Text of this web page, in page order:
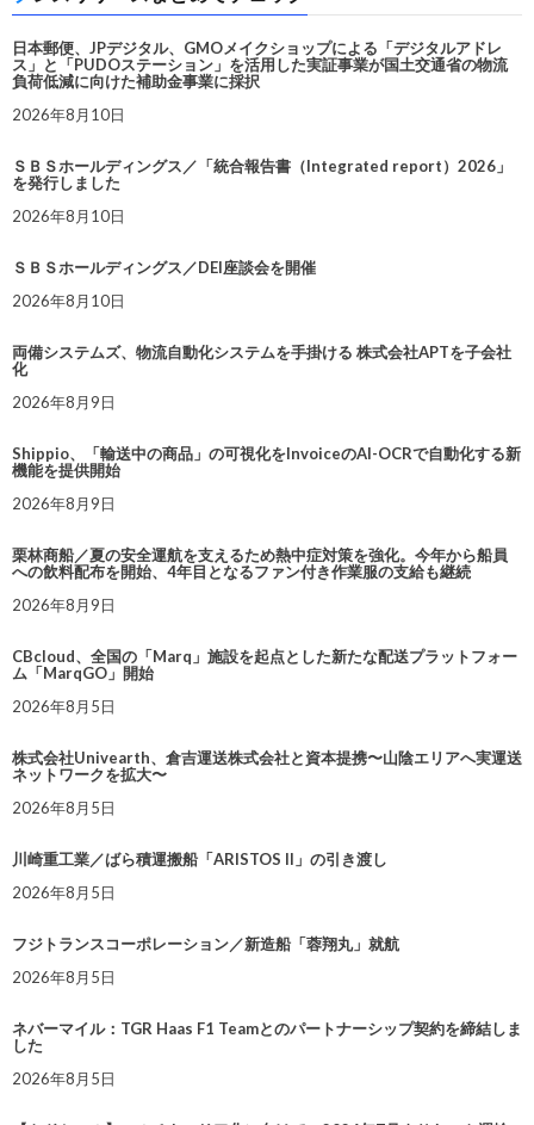
日本郵便、JPデジタル、GMOメイクショップによる「デジタルアドレ
ス」と「PUDOステーション」を活用した実証事業が国土交通省の物流
負荷低減に向けた補助金事業に採択
2026年8月10日
ＳＢＳホールディングス／「統合報告書（Integrated report）2026」
を発行しました
2026年8月10日
ＳＢＳホールディングス／DEI座談会を開催
2026年8月10日
両備システムズ、物流自動化システムを手掛ける 株式会社APTを子会社
化
2026年8月9日
Shippio、「輸送中の商品」の可視化をInvoiceのAI-OCRで自動化する新
機能を提供開始
2026年8月9日
栗林商船／夏の安全運航を支えるため熱中症対策を強化。今年から船員
への飲料配布を開始、4年目となるファン付き作業服の支給も継続
2026年8月9日
CBcloud、全国の「Marq」施設を起点とした新たな配送プラットフォー
ム「MarqGO」開始
2026年8月5日
株式会社Univearth、倉吉運送株式会社と資本提携〜山陰エリアへ実運送
ネットワークを拡大〜
2026年8月5日
川崎重工業／ばら積運搬船「ARISTOS II」の引き渡し
2026年8月5日
フジトランスコーポレーション／新造船「蓉翔丸」就航
2026年8月5日
ネバーマイル：TGR Haas F1 Teamとのパートナーシップ契約を締結しま
した
2026年8月5日